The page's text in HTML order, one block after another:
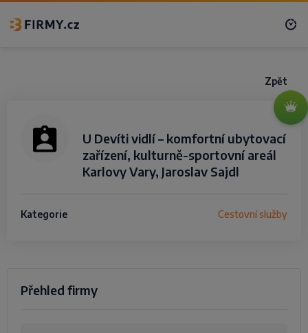
Zpět
U Devíti vidlí – komfortní ubytovací
zařízení, kulturně-sportovní areál
Karlovy Vary, Jaroslav Sajdl
Kategorie Cestovní služby
Přehled firmy